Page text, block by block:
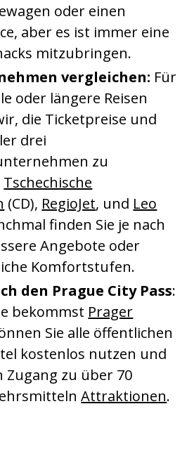
oder einen
aber es ist immer eine
mitzubringen.
vergleichen: Für
oder längere Reisen
die Ticketpreise und
drei
zu
Tschechische
(CD), RegioJet, und Leo
finden Sie je nach
Angebote oder
Komfortstufen.
den Prague City Pass:
bekommst Prager
Sie alle öffentlichen
kostenlos nutzen und
Zugang zu über 70
Attraktionen.